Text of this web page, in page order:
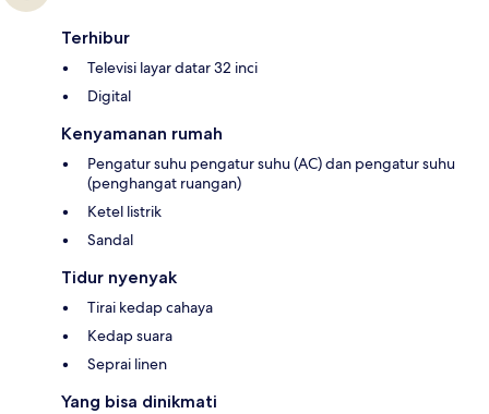
Terhibur
Televisi layar datar 32 inci
Digital
Kenyamanan rumah
Pengatur suhu pengatur suhu (AC) dan pengatur suhu
(penghangat ruangan)
Ketel listrik
Sandal
Tidur nyenyak
Tirai kedap cahaya
Kedap suara
Seprai linen
Yang bisa dinikmati